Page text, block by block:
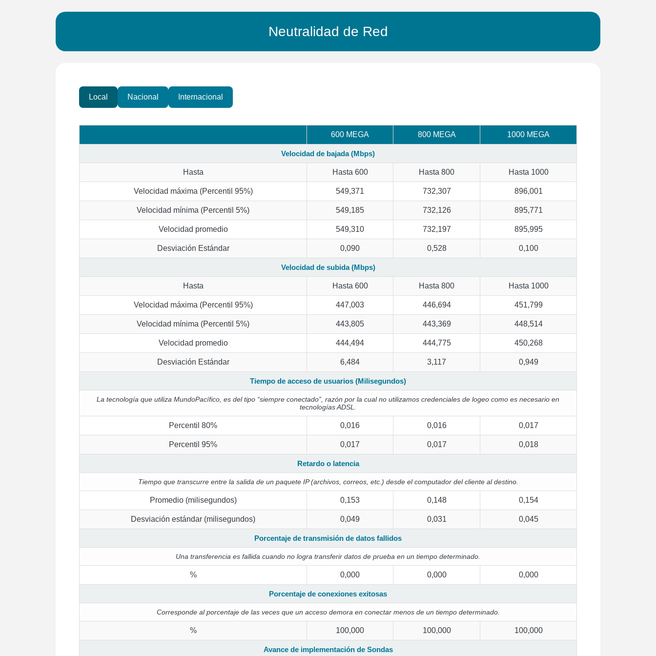
Neutralidad de Red
Local Nacional Internacional
600 MEGA 800 MEGA 1000 MEGA
Velocidad de bajada (Mbps)
Hasta Hasta 600 Hasta 800 Hasta 1000
Velocidad máxima (Percentil 95%) 549,371 732,307 896,001
Velocidad mínima (Percentil 5%) 549,185 732,126 895,771
Velocidad promedio 549,310 732,197 895,995
Desviación Estándar 0,090 0,528 0,100
Velocidad de subida (Mbps)
Hasta Hasta 600 Hasta 800 Hasta 1000
Velocidad máxima (Percentil 95%) 447,003 446,694 451,799
Velocidad mínima (Percentil 5%) 443,805 443,369 448,514
Velocidad promedio 444,494 444,775 450,268
Desviación Estándar 6,484 3,117 0,949
Tiempo de acceso de usuarios (Milisegundos)
La tecnología que utiliza MundoPacífico, es del tipo “siempre conectado”, razón por la cual no utilizamos credenciales de logeo como es necesario en
tecnologías ADSL.
Percentil 80% 0,016 0,016 0,017
Percentil 95% 0,017 0,017 0,018
Retardo o latencia
Tiempo que transcurre entre la salida de un paquete IP (archivos, correos, etc.) desde el computador del cliente al destino.
Promedio (milisegundos) 0,153 0,148 0,154
Desviación estándar (milisegundos) 0,049 0,031 0,045
Porcentaje de transmisión de datos fallidos
Una transferencia es fallida cuando no logra transferir datos de prueba en un tiempo determinado.
% 0,000 0,000 0,000
Porcentaje de conexiones exitosas
Corresponde al porcentaje de las veces que un acceso demora en conectar menos de un tiempo determinado.
% 100,000 100,000 100,000
Avance de implementación de Sondas